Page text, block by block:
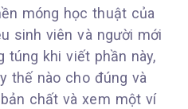
móng học thuật của
sinh viên và người mới
túng khi viết phần này,
thế nào cho đúng và
chất và xem một ví